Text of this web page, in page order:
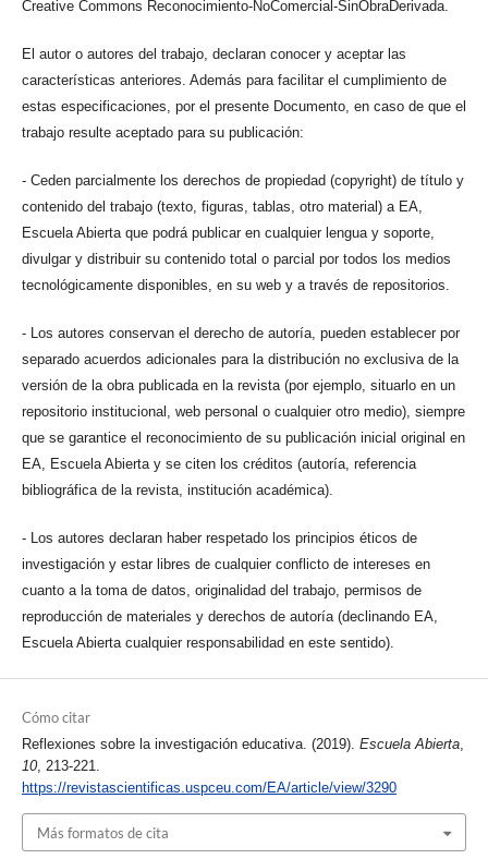
Creative Commons Reconocimiento-NoComercial-SinObraDerivada.
El autor o autores del trabajo, declaran conocer y aceptar las
características anteriores. Además para facilitar el cumplimiento de
estas especificaciones, por el presente Documento, en caso de que el
trabajo resulte aceptado para su publicación:
- Ceden parcialmente los derechos de propiedad (copyright) de título y
contenido del trabajo (texto, figuras, tablas, otro material) a EA,
Escuela Abierta que podrá publicar en cualquier lengua y soporte,
divulgar y distribuir su contenido total o parcial por todos los medios
tecnológicamente disponibles, en su web y a través de repositorios.
- Los autores conservan el derecho de autoría, pueden establecer por
separado acuerdos adicionales para la distribución no exclusiva de la
versión de la obra publicada en la revista (por ejemplo, situarlo en un
repositorio institucional, web personal o cualquier otro medio), siempre
que se garantice el reconocimiento de su publicación inicial original en
EA, Escuela Abierta y se citen los créditos (autoría, referencia
bibliográfica de la revista, institución académica).
- Los autores declaran haber respetado los principios éticos de
investigación y estar libres de cualquier conflicto de intereses en
cuanto a la toma de datos, originalidad del trabajo, permisos de
reproducción de materiales y derechos de autoría (declinando EA,
Escuela Abierta cualquier responsabilidad en este sentido).
Cómo citar
Reflexiones sobre la investigación educativa. (2019). Escuela Abierta,
10, 213-221.
https://revistascientificas.uspceu.com/EA/article/view/3290
Más formatos de cita